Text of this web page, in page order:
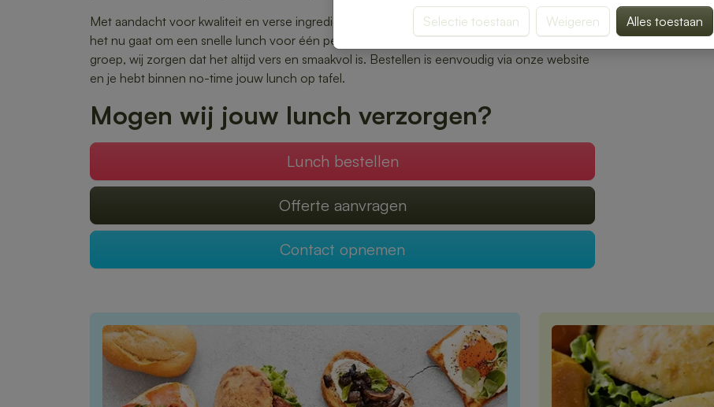
Met aandacht voor kwaliteit en verse ingrediënten bereiden wij elke bestelling met zorg. Of
het nu gaat om een snelle lunch voor één persoon of een uitgebreide lunch voor een
groep, wij zorgen dat het altijd vers en smaakvol is. Bestellen is eenvoudig via onze website
en je hebt binnen no-time jouw lunch op tafel.
Mogen wij jouw lunch verzorgen?
Lunch bestellen
Offerte aanvragen
Contact opnemen
Selectie toestaan Weigeren Alles toestaan